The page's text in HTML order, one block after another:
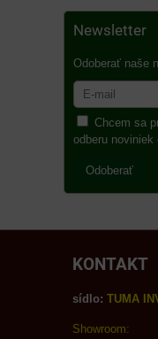
Newsletter
Odoberať naše
Chcem sa
odberu noviniek
Odoberať
KONTAKT
sídlo: TUMA
Showroom: